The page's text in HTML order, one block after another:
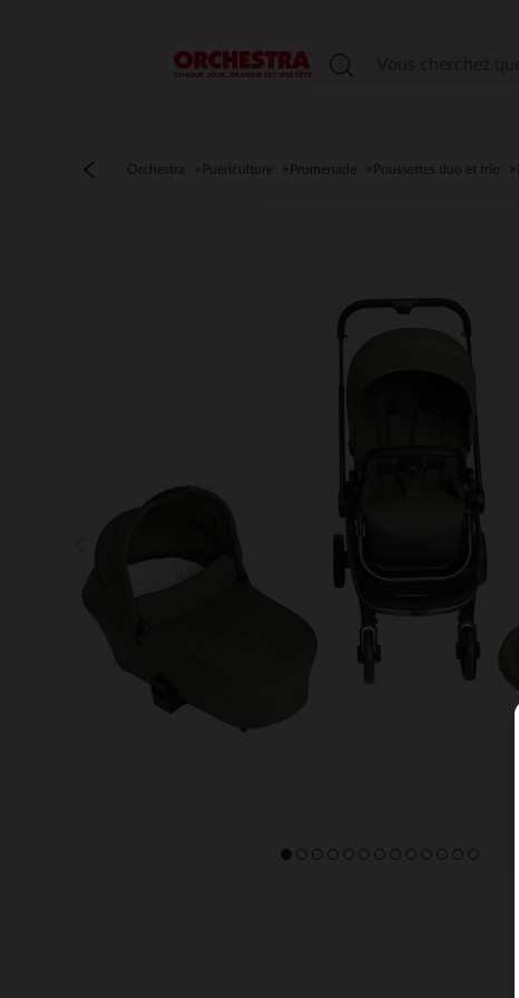
Menu
Orchestra Puériculture Promenade Poussettes duo et trio